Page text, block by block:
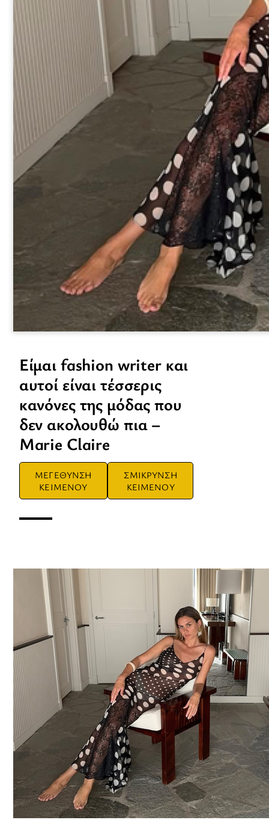
Είμαι fashion writer και
αυτοί είναι τέσσερις
κανόνες της μόδας που
δεν ακολουθώ πια –
Marie Claire
ΜΕΓΕΘΥΝΣΗ
ΚΕΙΜΕΝΟΥ
ΣΜΙΚΡΥΝΣΗ
ΚΕΙΜΕΝΟΥ